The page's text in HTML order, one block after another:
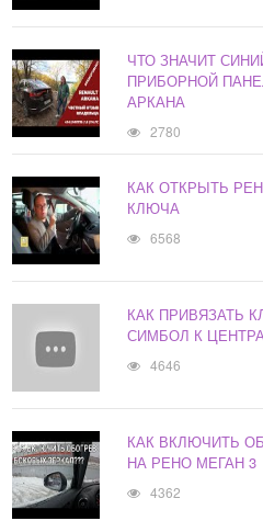
ЧТО ЗНАЧИТ
ПРИБОРНОЙ
АРКАНА
2780
КАК ОТКРЫТЬ
КЛЮЧА
6568
КАК ПРИВЯЗАТЬ
СИМБОЛ К
4646
КАК ВКЛЮЧИТЬ
НА РЕНО МЕГАН 3
4362